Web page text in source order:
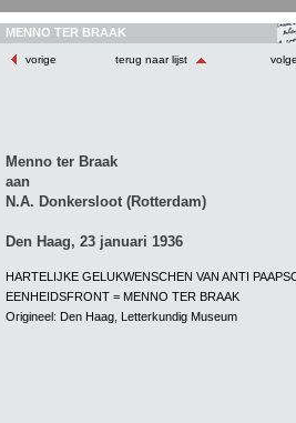
MENNO TER BRAAK
vorige terug naar lijst
Menno ter Braak
aan
N.A. Donkersloot (Rotterdam)
Den Haag, 23 januari 1936
HARTELIJKE GELUKWENSCHEN VAN ANTI
EENHEIDSFRONT = MENNO TER BRAAK
Origineel: Den Haag, Letterkundig Museum